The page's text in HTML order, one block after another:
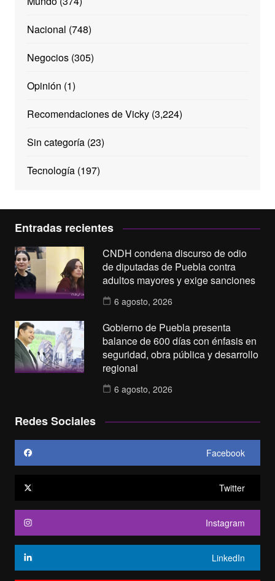
Nacional (748)
Negocios(305)
Opinión (1)
Recomendaciones de Vicky(3,224)
Sin categoría(23)
Tecnología(197)
Entradas recientes
CNDH condena discurso de odio
de diputadas de Puebla contra
adultos mayores y exige sanciones
6 agosto, 2026
Gobierno de Puebla presenta
balance de 600 días con énfasis en
seguridad, obra pública y desarrollo
regional
6 agosto, 2026
Redes Sociales
Facebook
Twitter
Instagram
LinkedIn